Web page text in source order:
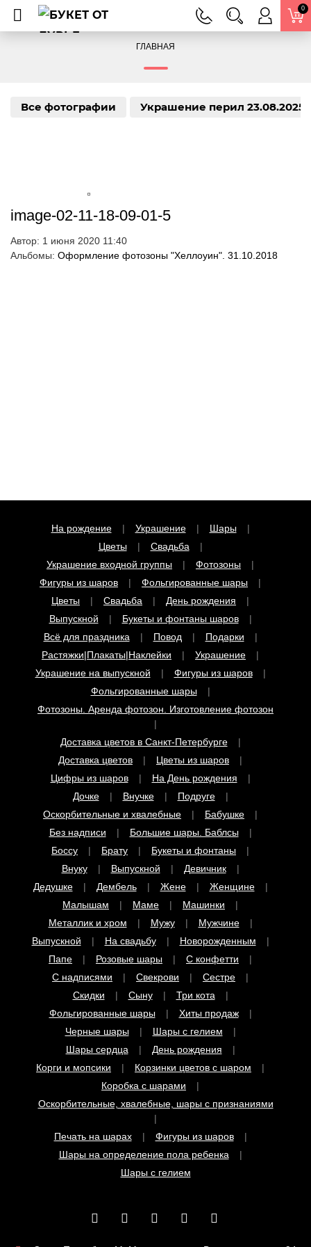
0
ГЛАВНАЯ
Все фотографии Украшение перил 23.08.2025
image-02-11-18-09-01-5
Автор: 1 июня 2020 11:40
Альбомы: Оформление фотозоны "Хеллоуин". 31.10.2018
На рождение Украшение
Шары
Цветы
Свадьба
Украшение входной группы
Фотозоны
Фигуры из шаров
Фольгированные шары
Цветы
Свадьба
День рождения
Выпускной
Букеты и фонтаны шаров
Всё для праздника
Повод
Подарки
Растяжки|Плакаты|Наклейки
Украшение
Украшение на выпускной
Фигуры из шаров
Фольгированные шары
Фотозоны. Аренда фотозон. Изготовление фотозон
Доставка цветов в Санкт-Петербурге
Доставка цветов
Цветы из шаров
Цифры из шаров
На День рождения
Дочке
Внучке
Подруге
Оскорбительные и хвалебные
Бабушке
Без надписи
Большие шары. Баблсы
Боссу
Брату
Букеты и фонтаны
Внуку
Выпускной
Девичник
Дедушке
Дембель Жене
Женщине
Малышам
Маме
Машинки
Металлик и хром
Мужу
Мужчине
Выпускной
На свадьбу
Новорожденным
Папе
Розовые шары
С конфетти
С надписями
Свекрови
Сестре
Скидки
Сыну
Три кота
Фольгированные шары
Хиты продаж
Черные шары
Шары с гелием
Шары сердца
День рождения
Корги и мопсики
Корзинки цветов с шаром
Коробка с шарами
Оскорбительные, хвалебные, шары с признаниями
Печать на шарах
Фигуры из шаров
Шары на определение пола ребенка
Шары с гелием